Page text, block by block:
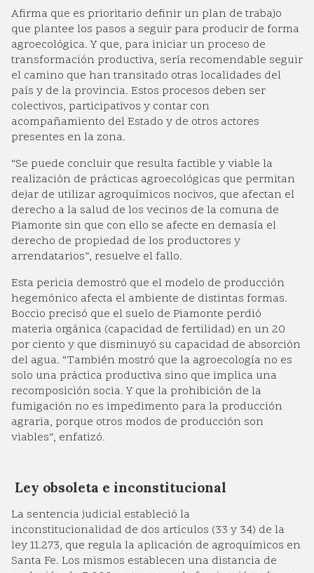
Afirma que es prioritario definir un plan de trabajo
que plantee los pasos a seguir para producir de forma
agroecológica. Y que, para iniciar un proceso de
transformación productiva, sería recomendable seguir
el camino que han transitado otras localidades del
país y de la provincia. Estos procesos deben ser
colectivos, participativos y contar con
acompañamiento del Estado y de otros actores
presentes en la zona.
“Se puede concluir que resulta factible y viable la
realización de prácticas agroecológicas que permitan
dejar de utilizar agroquímicos nocivos, que afectan el
derecho a la salud de los vecinos de la comuna de
Piamonte sin que con ello se afecte en demasía el
derecho de propiedad de los productores y
arrendatarios”, resuelve el fallo.
Esta pericia demostró que el modelo de producción
hegemónico afecta el ambiente de distintas formas.
Boccio precisó que el suelo de Piamonte perdió
materia orgánica (capacidad de fertilidad) en un 20
por ciento y que disminuyó su capacidad de absorción
del agua. “También mostró que la agroecología no es
solo una práctica productiva sino que implica una
recomposición socia. Y que la prohibición de la
fumigación no es impedimento para la producción
agraria, porque otros modos de producción son
viables”, enfatizó.
Ley obsoleta e inconstitucional
La sentencia judicial estableció la
inconstitucionalidad de dos artículos (33 y 34) de la
ley 11.273, que regula la aplicación de agroquímicos en
Santa Fe. Los mismos establecen una distancia de